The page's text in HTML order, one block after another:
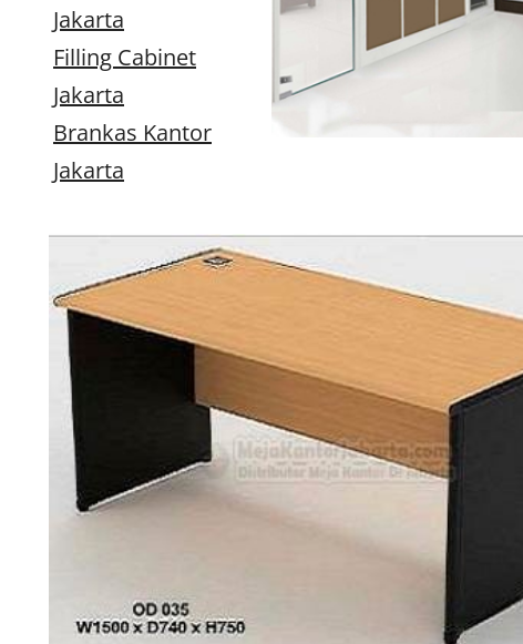
Jakarta
Filling Cabinet
Jakarta
Brankas Kantor
Jakarta